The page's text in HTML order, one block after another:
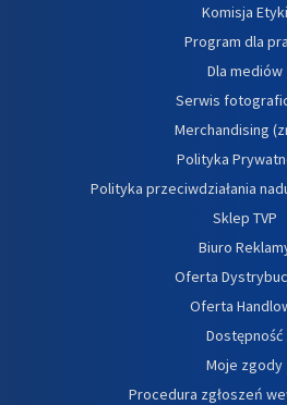
Komisja Etyki
Program dla
Dla mediów
Serwis
Merchandising
Polityka
Polityka przeciwdziałania
Sklep TVP
Biuro
Oferta
Oferta
Dostępność
Moje zgody
Procedura zgłoszeń